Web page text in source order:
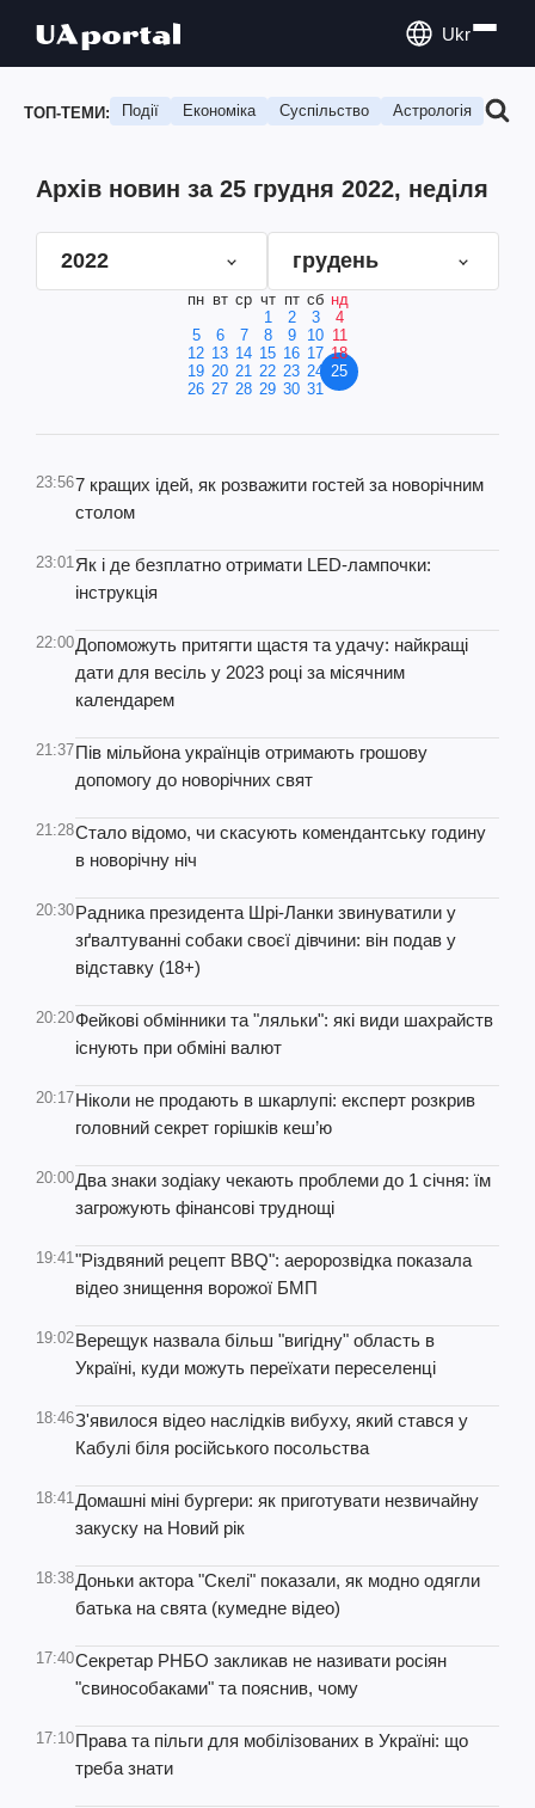
Ukr
ТОП-ТЕМИ: Події Економіка Суспільство Астрологія
Архів новин за 25 грудня 2022, неділя
2022 грудень
пн вт ср чт пт сб нд
1
2 3
4
5
6 7 8 9 10 11
12 13 14 15 16 17 18
19 20 21 22 23 24 25
26 27 28 29 30 31
23:567 кращих ідей, як розважити гостей за новорічним
столом
23:01Як і де безплатно отримати LED-лампочки:
інструкція
22:00Допоможуть притягти щастя та удачу: найкращі
дати для весіль у 2023 році за місячним
календарем
21:37Пів мільйона українців отримають грошову
допомогу до новорічних свят
21:28Стало відомо, чи скасують комендантську годину
в новорічну ніч
20:30Радника президента Шрі-Ланки звинуватили у
зґвалтуванні собаки своєї дівчини: він подав у
відставку (18+)
20:20Фейкові обмінники та "ляльки": які види шахрайств
існують при обміні валют
20:17Ніколи не продають в шкарлупі: експерт розкрив
головний секрет горішків кеш’ю
20:00Два знаки зодіаку чекають проблеми до 1 січня: їм
загрожують фінансові труднощі
19:41"Різдвяний рецепт BBQ": аеророзвідка показала
відео знищення ворожої БМП
19:02Верещук назвала більш "вигідну" область в
Україні, куди можуть переїхати переселенці
18:46З'явилося відео наслідків вибуху, який стався у
Кабулі біля російського посольства
18:41Домашні міні бургери: як приготувати незвичайну
закуску на Новий рік
18:38Доньки актора "Скелі" показали, як модно одягли
батька на свята (кумедне відео)
17:40Секретар РНБО закликав не називати росіян
"свинособаками" та пояснив, чому
17:10Права та пільги для мобілізованих в Україні: що
треба знати